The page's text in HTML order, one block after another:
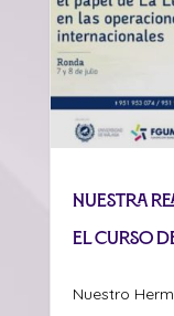
Nuestra
el curso
Nuestro